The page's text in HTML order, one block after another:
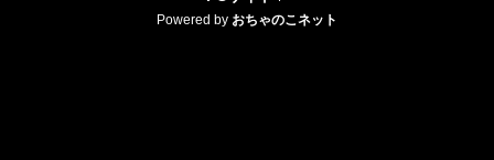
Powered by おちゃのこネット